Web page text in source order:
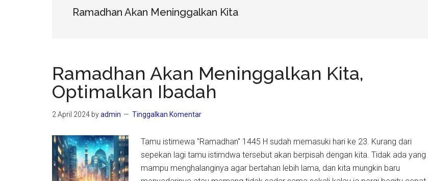
Ramadhan Akan Meninggalkan Kita
Ramadhan Akan Meninggalkan Kita,
Optimalkan Ibadah
2 April 2024 byadmin Tinggalkan Komentar
Tamu istimewa "Ramadhan" 1445 H sudah memasuki hari ke 23. Kurang dari
sepekan lagi tamu istimdwa tersebut akan berpisah dengan kita. Tidak ada yang
mampu menghalanginya agar bertahan lebih lama, dan kita mungkin baru